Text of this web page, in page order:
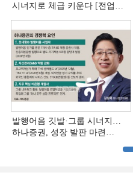
시너지로 체급 키운다 [전업계
발행어음 깃발·그룹 시너지…
하나증권, 성장 발판 마련